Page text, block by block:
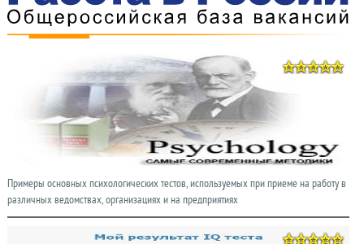
Примеры основных психологических тестов, используемых при приеме на работу в
различных ведомствах, организациях и на предприятиях